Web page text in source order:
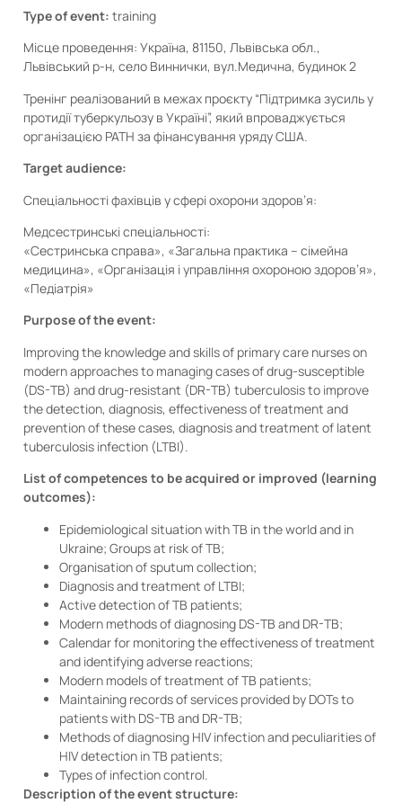
Type of event: training
Місце проведення: Україна, 81150, Львівська обл.,
Львівський р-н, село Виннички, вул.Медична, будинок 2
Тренінг реалізований в межах проєкту “Підтримка зусиль у
протидії туберкульозу в Україні”, який впроваджується
організацією PATH за фінансування уряду США.
Target audience:
Спеціальності фахівців у сфері охорони здоров’я:
Медсестринські спеціальності:
«Сестринська справа», «Загальна практика – сімейна
медицина», «Організація і управління охороною здоров’я»,
«Педіатрія»
Purpose of the event:
Improving the knowledge and skills of primary care nurses on
modern approaches to managing cases of drug-susceptible
(DS-TB) and drug-resistant (DR-TB) tuberculosis to improve
the detection, diagnosis, effectiveness of treatment and
prevention of these cases, diagnosis and treatment of latent
tuberculosis infection (LTBI).
List of competences to be acquired or improved (learning
outcomes):
Epidemiological situation with TB in the world and in
Ukraine; Groups at risk of TB;
Organisation of sputum collection;
Diagnosis and treatment of LTBI;
Active detection of TB patients;
Modern methods of diagnosing DS-TB and DR-TB;
Calendar for monitoring the effectiveness of treatment
and identifying adverse reactions;
Modern models of treatment of TB patients;
Maintaining records of services provided by DOTs to
patients with DS-TB and DR-TB;
Methods of diagnosing HIV infection and peculiarities of
HIV detection in TB patients;
Types of infection control.
Description of the event structure: